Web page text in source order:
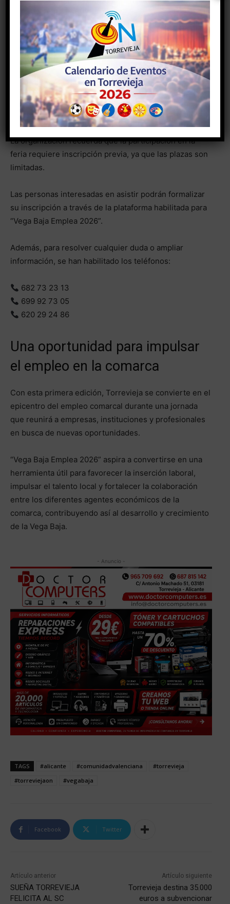
Comercio de Alicante, la Cámara de Comercio de
Orihuela, CONVEGA (Consorcio para el Desarrollo
Económico de la Vega Baja del Segura), FEMPA
(Federación de Empresarios del Metal de la Provincia
de Alicante) y los Prospectores de la FP Dual.
Inscripción obligatoria por aforo
limitado
La organización recuerda que la participación en la
feria requiere inscripción previa, ya que las plazas son
limitadas.
Las personas interesadas en asistir podrán formalizar
su inscripción a través de la plataforma habilitada para
“Vega Baja Emplea 2026”.
Además, para resolver cualquier duda o ampliar
información, se han habilitado los teléfonos:
682 73 23 13
699 92 73 05
620 29 24 86
Una oportunidad para impulsar
el empleo en la comarca
Con esta primera edición, Torrevieja se convierte en el
epicentro del empleo comarcal durante una jornada
que reunirá a empresas, instituciones y profesionales
en busca de nuevas oportunidades.
“Vega Baja Emplea 2026” aspira a convertirse en una
herramienta útil para favorecer la inserción laboral,
impulsar el talento local y fortalecer la colaboración
entre los diferentes agentes económicos de la
comarca, contribuyendo así al desarrollo y crecimiento
de la Vega Baja.
- Anuncio -
TAGS #alicante #comunidadvalenciana
#torrevieja
#torreviejaon
#vegabaja
Facebook Twitter
Artículo anterior
SUEÑA TORREVIEJA
FELICITA AL SC
Artículo siguiente
Torrevieja destina 35.000
euros a subvencionar